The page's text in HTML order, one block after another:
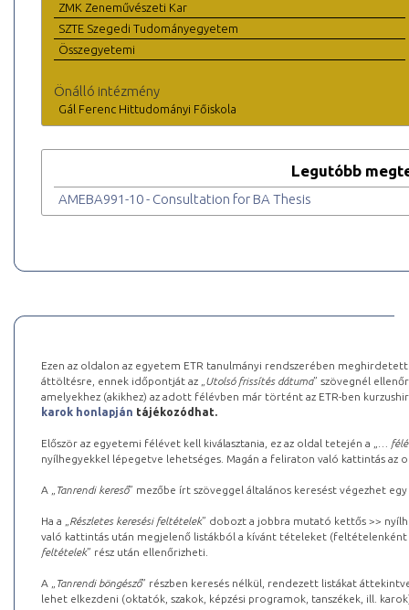
ZMK Zeneművészeti Kar
SZTE Szegedi Tudományegyetem
Összegyetemi
Önálló intézmény
Gál Ferenc Hittudományi Főiskola
Legutóbb
AMEBA991-10 - Consultation for BA Thesis
Ezen az oldalon az egyetem ETR tanulmányi rendszerében
áttöltésre, ennek időpontját az „ Utolsó frissítés dátuma” szövegnél
amelyekhez (akikhez) az adott félévben már történt az ETR-ben
karok honlapján tájékozódhat.
Először az egyetemi félévet kell kiválasztania, ez az oldal tetején a „
…
nyílhegyekkel lépegetve lehetséges. Magán a feliraton való kattintás az
A „ Tanrendi kereső” mezőbe írt szöveggel általános keresést végezhet
Ha a „ Részletes keresési feltételek” dobozt a jobbra mutató kettős >>
való kattintás után megjelenő listákból a kívánt tételeket (feltételenként
feltételek” rész után ellenőrizheti.
A „ Tanrendi böngésző” részben keresés nélkül, rendezett listákat
lehet elkezdeni (oktatók, szakok, képzési programok, tanszékek, ill.